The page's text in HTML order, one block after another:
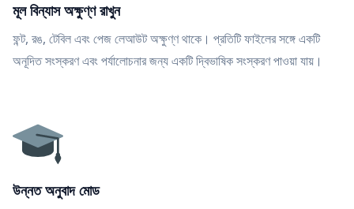
মূল বিন্যাস অক্ষুণ্ণ রাখুন
ফন্ট, রঙ, টেবিল এবং পেজ লেআউট অক্ষুণ্ণ থাকে। প্রতিটি ফাইলের সঙ্গে একটি
অনূদিত সংস্করণ এবং পর্যালোচনার জন্য একটি দ্বিভাষিক সংস্করণ পাওয়া যায়।
উন্নত অনুবাদ মোড